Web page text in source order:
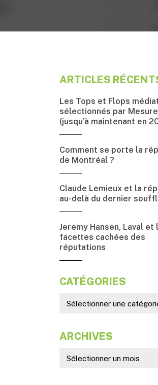
ARTICLES
Les Tops et Flops
sélectionnés par
(jusqu’à maintenant en
Comment se porte la
de Montréal ?
Claude Lemieux et la
au-delà du dernier
Jeremy Hansen, Laval et
facettes cachées des
réputations
CATÉGORIES
ARCHIVES